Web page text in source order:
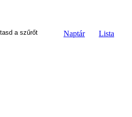
a szűrőt
nézet
Naptár Lista